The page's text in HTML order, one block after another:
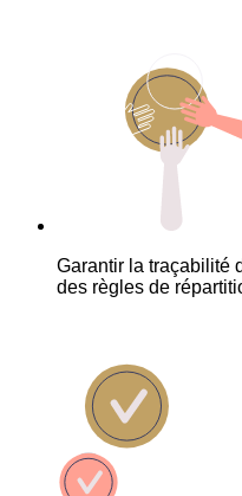
Garantir la traçabilité
des règles de